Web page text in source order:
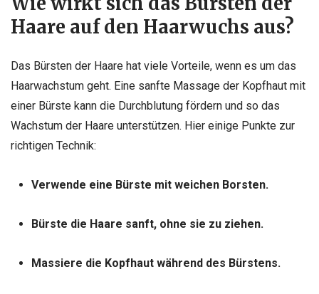
Haare auf den Haarwuchs aus?
Das Bürsten der Haare hat viele Vorteile, wenn es um das
Haarwachstum geht. Eine sanfte Massage der Kopfhaut mit
einer Bürste kann die Durchblutung fördern und so das
Wachstum der Haare unterstützen. Hier einige Punkte zur
richtigen Technik:
Verwende eine Bürste mit weichen Borsten.
Bürste die Haare sanft, ohne sie zu ziehen.
Massiere die Kopfhaut während des Bürstens.